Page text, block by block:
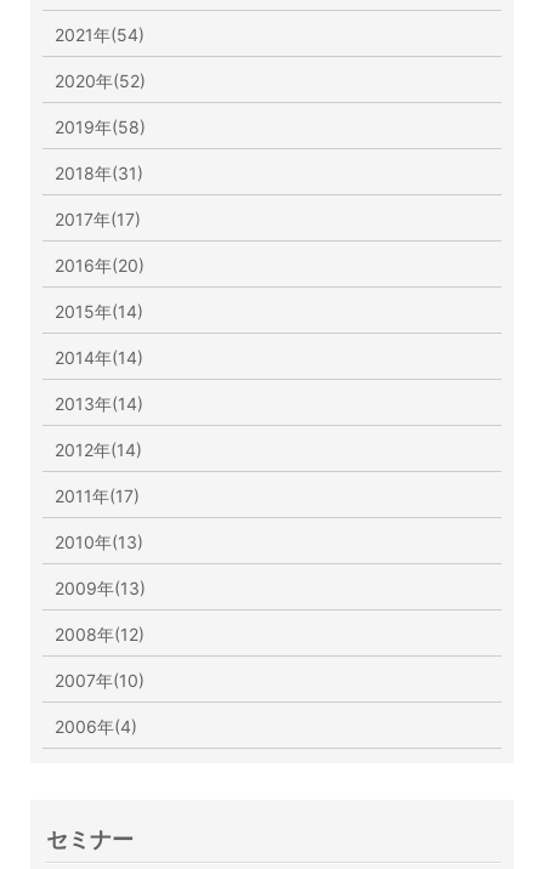
2021年(54)
2020年(52)
2019年(58)
2018年(31)
2017年(17)
2016年(20)
2015年(14)
2014年(14)
2013年(14)
2012年(14)
2011年(17)
2010年(13)
2009年(13)
2008年(12)
2007年(10)
2006年(4)
セミナー